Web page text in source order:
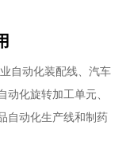
自动化装配线、汽车
化旋转加工单元、
自动化生产线和制药